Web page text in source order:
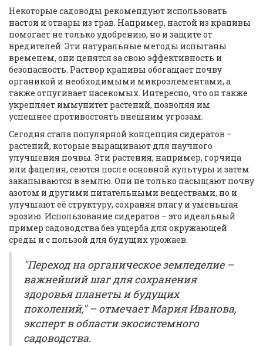
Некоторые садоводы рекомендуют использовать
настои и отвары из трав. Например, настой из крапивы
помогает не только удобрению, но и защите от
вредителей. Эти натуральные методы испытаны
временем, они ценятся за свою эффективность и
безопасность. Раствор крапивы обогащает почву
органикой и необходимыми микроэлементами, а
также отпугивает насекомых. Интересно, что он также
укрепляет иммунитет растений, позволяя им
успешнее противостоять внешним угрозам.
Сегодня стала популярной концепция сидератов –
растений, которые выращивают для научного
улучшения почвы. Эти растения, например, горчица
или фацелия, сеются после основной культуры и затем
закапываются в землю. Они не только насыщают почву
азотом и другими питательными веществами, но и
улучшают её структуру, сохраняя влагу и уменьшая
эрозию. Использование сидератов – это идеальный
пример садоводства без ущерба для окружающей
среды и с пользой для будущих урожаев.
"Переход на органическое земледелие –
важнейший шаг для сохранения
здоровья планеты и будущих
поколений," – отмечает Мария Иванова,
эксперт в области экосистемного
садоводства.